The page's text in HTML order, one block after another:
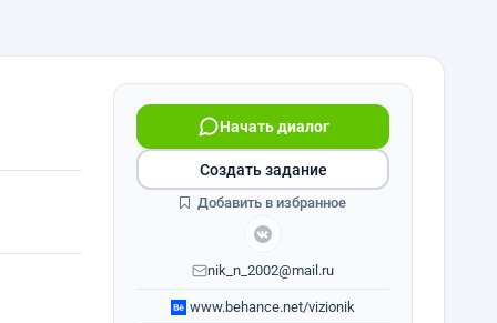
Начать диалог
nik_n_2002@mail.ru
www.behance.net/vizionik
Создать задание
Добавить в избранное